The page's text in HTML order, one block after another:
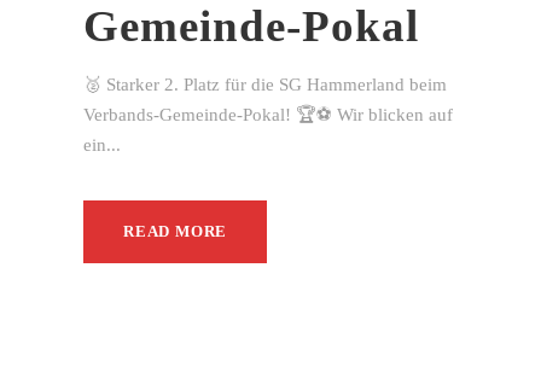
Gemeinde-Pokal
🥈 Starker 2. Platz für die SG Hammerland beim
Verbands-Gemeinde-Pokal! 🏆⚽ Wir blicken auf
ein...
READ MORE